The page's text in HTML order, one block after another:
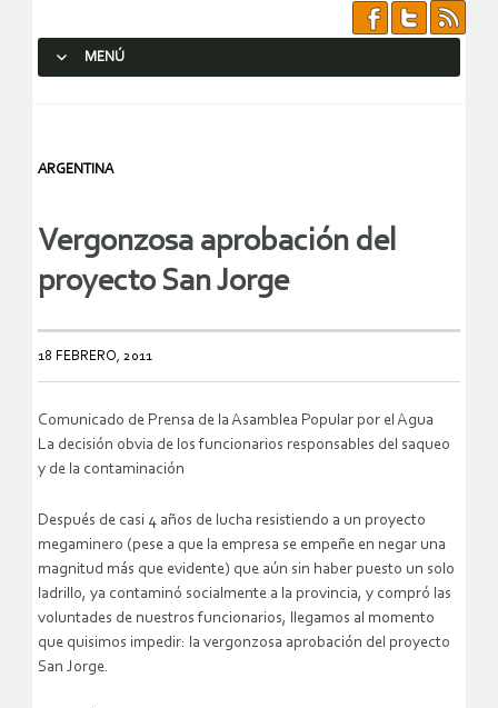
MENÚ
ARGENTINA
Vergonzosa aprobación del
proyecto San Jorge
18 FEBRERO, 2011
Comunicado de Prensa de la Asamblea Popular por el Agua
La decisión obvia de los funcionarios responsables del saqueo
y de la contaminación
Después de casi 4 años de lucha resistiendo a un proyecto
megaminero (pese a que la empresa se empeñe en negar una
magnitud más que evidente) que aún sin haber puesto un solo
ladrillo, ya contaminó socialmente a la provincia, y compró las
voluntades de nuestros funcionarios, llegamos al momento
que quisimos impedir: la vergonzosa aprobación del proyecto
San Jorge.